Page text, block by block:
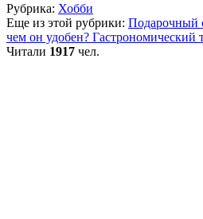
Рубрика: Хобби
Еще из этой рубрики: Подарочный
чем он удобен? Гастрономический
Читали 1917 чел.